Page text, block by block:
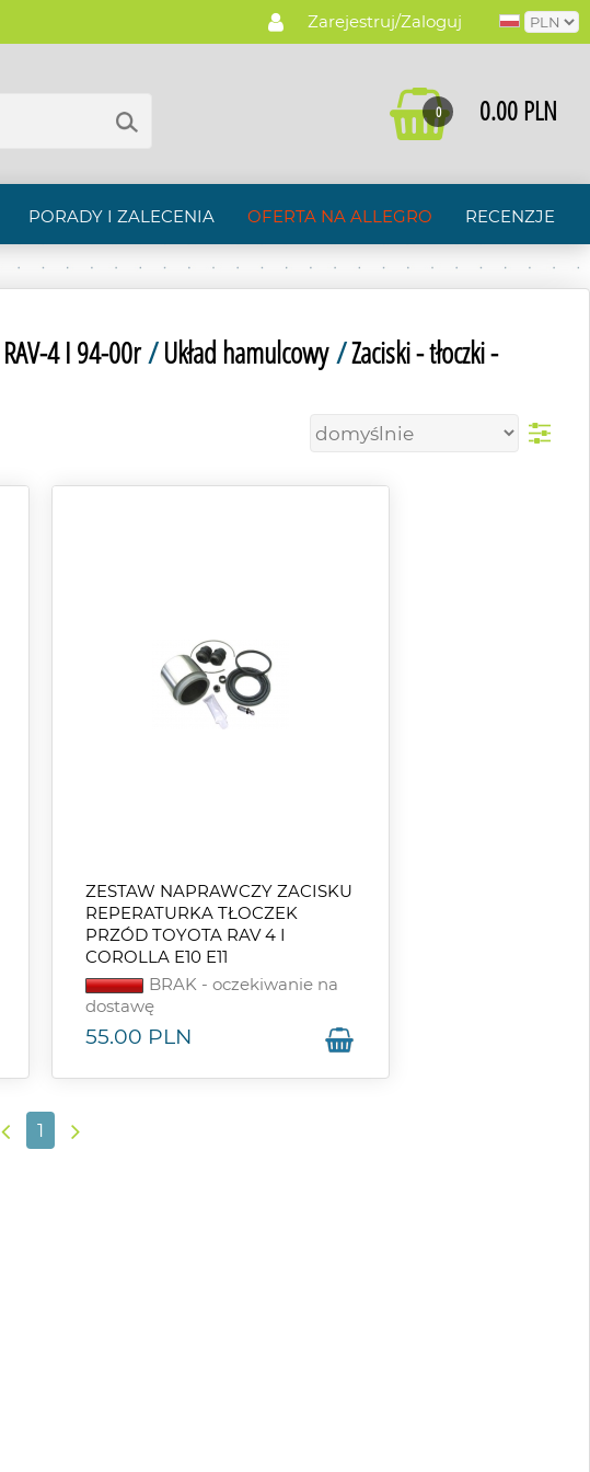
Zarejestruj/Zaloguj
0.00 PLN
0
PORADY I ZALECENIA OFERTA NA ALLEGRO RECENZJE
RAV-4 I 94-00r/Układ hamulcowy/Zaciski - tłoczki -
ZESTAW NAPRAWCZY ZACISKU
REPERATURKA TŁOCZEK
PRZÓD TOYOTA RAV 4 I
COROLLA E10 E11
BRAK - oczekiwanie na
dostawę
55.00 PLN
1